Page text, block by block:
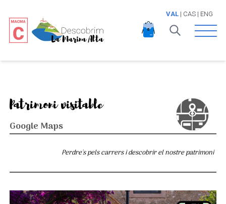
VAL| CAS| ENG
Open
Patrimoni visitable
Google Maps
Perdre's pels carrers i descobrir el nostre patrimoni